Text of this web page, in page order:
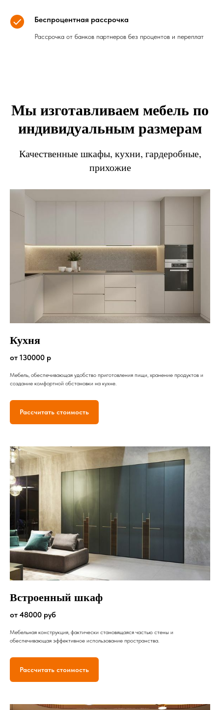
Беспроцентная рассрочка
Рассрочка от банков партнеров без процентов и переплат
Мы изготавливаем мебель по
индивидуальным размерам
Качественные шкафы, кухни, гардеробные,
прихожие
Кухня
от 130000 р
Мебель, обеспечивающая удобство приготовления пищи, хранение продуктов и
создание комфортной обстановки на кухне.
Рассчитать стоимость
Встроенный шкаф
от 48000 руб
Мебельная конструкция, фактически становящаяся частью стены и
обеспечивающая эффективное использование пространства.
Рассчитать стоимость